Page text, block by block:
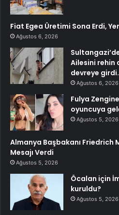
Fiat Egea Üretimi Sona Erdi,
Ağustos 6, 2026
Ailesini rehin
devreye
Ağustos 6, 2026
Fulya
oyuncuya
Ağustos 5, 2026
Almanya Başbakanı Friedrich
Mesajı Verdi
Ağustos 5, 2026
Öcalan için
kuruldu?
Ağustos 5, 2026